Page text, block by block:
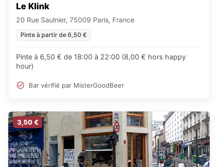
Le Klink
20 Rue Saulnier, 75009 Paris, France
Pinte à partir de 6,50 €
Pinte à 6,50 € de 18:00 à 22:00 (8,00 € hors happy
hour)
Bar vérifié par MisterGoodBeer
3,50 €